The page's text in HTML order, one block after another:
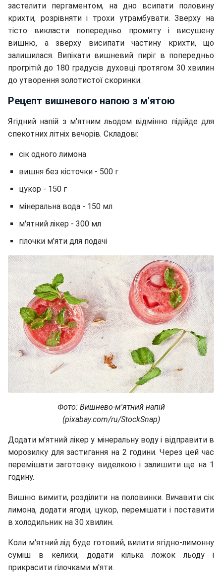
застелити пергаментом, на дно всипати половину
крихти, розрівняти і трохи утрамбувати. Зверху на
тісто викласти попередньо промиту і висушену
вишню, а зверху висипати частину крихти, що
залишилася. Випікати вишневий пиріг в попередньо
прогрітій до 180 градусів духовці протягом 30 хвилин
до утворення золотистої скоринки.
Рецепт вишневого напою з м'ятою
Ягідний напій з м'ятним льодом відмінно підійде для
спекотних літніх вечорів. Складові:
сік одного лимона
вишня без кісточки - 500 г
цукор - 150 г
мінеральна вода - 150 мл
м'ятний лікер - 300 мл
гілочки м'яти для подачі
Фото: Вишнево-м'ятний напій
(pixabay.com/ru/StockSnap)
Додати м'ятний лікер у мінеральну воду і відправити в
морозилку для застигання на 2 години. Через цей час
перемішати заготовку виделкою і залишити ще на 1
годину.
Вишню вимити, розділити на половинки. Вичавити сік
лимона, додати ягоди, цукор, перемішати і поставити
в холодильник на 30 хвилин.
Коли м'ятний лід буде готовий, вилити ягідно-лимонну
суміш в келихи, додати кілька ложок льоду і
прикрасити гілочками м'яти.